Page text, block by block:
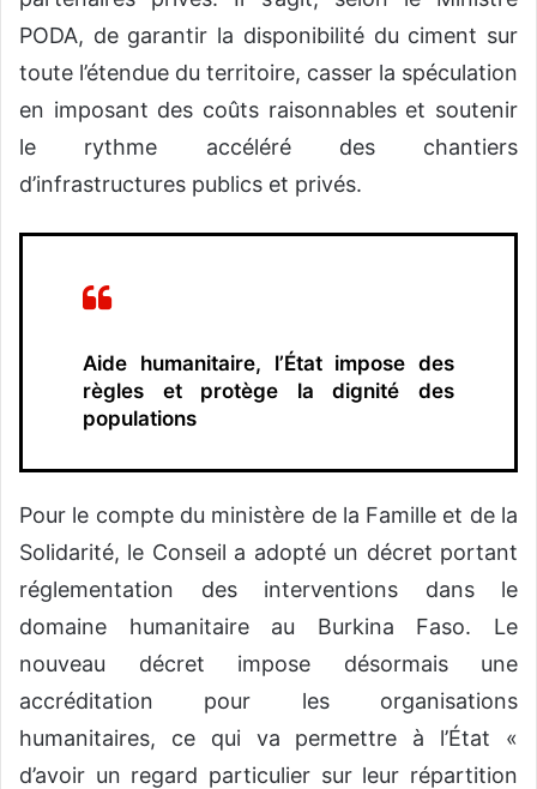
PODA, de garantir la disponibilité du ciment sur
toute l’étendue du territoire, casser la spéculation
en imposant des coûts raisonnables et soutenir
le rythme accéléré des chantiers
d’infrastructures publics et privés.
Aide humanitaire, l’État impose des
règles et protège la dignité des
populations
Pour le compte du ministère de la Famille et de la
Solidarité, le Conseil a adopté un décret portant
réglementation des interventions dans le
domaine humanitaire au Burkina Faso. Le
nouveau décret impose désormais une
accréditation pour les organisations
humanitaires, ce qui va permettre à l’État «
d’avoir un regard particulier sur leur répartition